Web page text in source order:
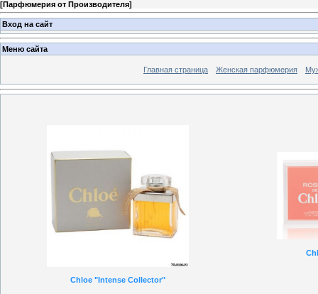
[Парфюмерия от Производителя]
Вход на сайт
Меню сайта
Главная страница Женская парфюмерия
Chloe "Intense Collector"